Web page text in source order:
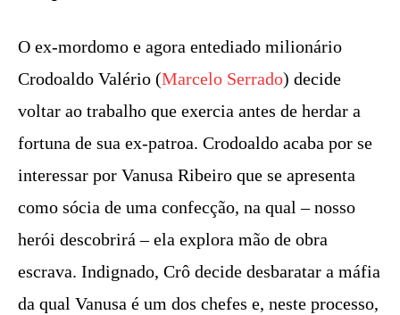
O ex-mordomo e agora entediado milionário
Crodoaldo Valério (Marcelo Serrado) decide
voltar ao trabalho que exercia antes de herdar a
fortuna de sua ex-patroa. Crodoaldo acaba por se
interessar por Vanusa Ribeiro que se apresenta
como sócia de uma confecção, na qual – nosso
herói descobrirá – ela explora mão de obra
escrava. Indignado, Crô decide desbaratar a máfia
da qual Vanusa é um dos chefes e, neste processo,